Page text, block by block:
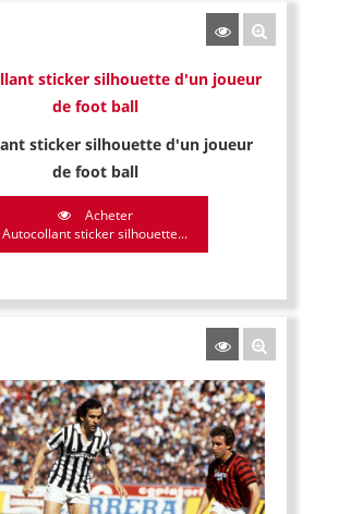
sticker silhouette d'un joueur
de foot ball
Acheter
Autocollant sticker silhouette...